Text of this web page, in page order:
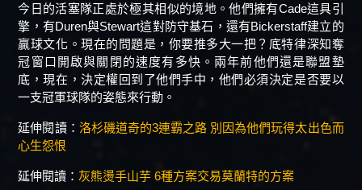
今日的活塞隊正處於極其相似的境地。他們擁有Cade這具引
擎，有Duren與Stewart這對防守基石，還有Bickerstaff建立的
贏球文化。現在的問題是，你要推多大一把？底特律深知奪
冠窗口開啟與關閉的速度有多快。兩年前他們還是聯盟墊
底，現在，決定權回到了他們手中，他們必須決定是否要以
一支冠軍球隊的姿態來行動。
延伸閱讀： 洛杉磯道奇的3連霸之路 別因為他們玩得太出色而
心生怨恨
延伸閱讀： 灰熊燙手山芋 6種方案交易莫蘭特的方案